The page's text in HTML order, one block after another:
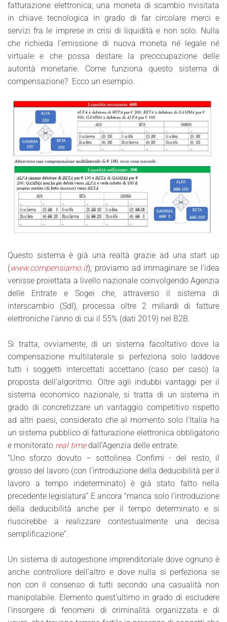
fatturazione elettronica; una moneta di scambio rivisitata
in chiave tecnologica in grado di far circolare merci e
servizi fra le imprese in crisi di liquidità e non solo. Nulla
che richieda l’emissione di nuova moneta né legale né
virtuale e che possa destare la preoccupazione delle
autorità monetarie. Come funziona questo sistema di
compensazione? Ecco un esempio.
Questo sistema è già una realtà grazie ad una start up
(www.compensiamo.it); proviamo ad immaginare se l’idea
venisse proiettata a livello nazionale coinvolgendo Agenzia
delle Entrate e Sogei che, attraverso il sistema di
interscambio (SdI), processa oltre 2 miliardi di fatture
elettroniche l’anno di cui il 55% (dati 2019) nel B2B.
Si tratta, ovviamente, di un sistema facoltativo dove la
compensazione multilaterale si perfeziona solo laddove
tutti i soggetti intercettati accettano (caso per caso) la
proposta dell’algoritmo. Oltre agli indubbi vantaggi per il
sistema economico nazionale, si tratta di un sistema in
grado di concretizzare un vantaggio competitivo rispetto
ad altri paesi, considerato che al momento solo l’Italia ha
un sistema pubblico di fatturazione elettronica obbligatorio
e monitorato real timedall’Agenzia delle entrate.
“Uno sforzo dovuto – sottolinea Confimi - del resto, il
grosso del lavoro (con l’introduzione della deducibilità per il
lavoro a tempo indeterminato) è già stato fatto nella
precedente legislatura” E ancora “manca solo l’introduzione
della deducibilità anche per il tempo determinato e si
riuscirebbe a realizzare contestualmente una decisa
semplificazione”.
Un sistema di autogestione imprenditoriale dove ognuno è
anche controllore dell’altro e dove nulla si perfeziona se
non con il consenso di tutti secondo una casualità non
manipolabile. Elemento quest’ultimo in grado di escludere
l’insorgere di fenomeni di criminalità organizzata e di